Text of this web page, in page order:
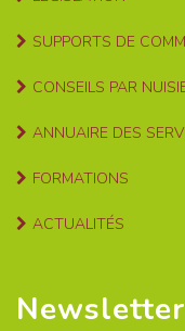
SUPPORTS DE
CONSEILS PAR
ANNUAIRE DES
FORMATIONS
ACTUALITÉS
Newsletter